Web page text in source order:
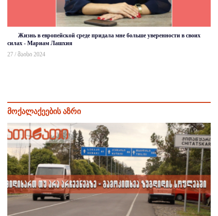
Жизнь в европейской среде придала мне больше уверенности в своих
силах - Мариам Лашхия
27 / მაისი 2024
მოქალაქეების აზრი